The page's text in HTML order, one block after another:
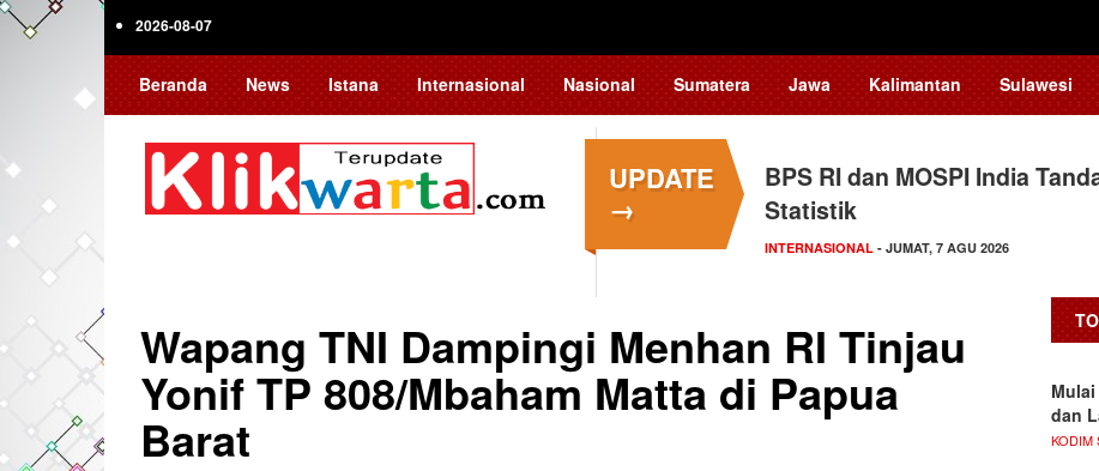
Skip
2026-08-07
Beranda News Istana Internasional Nasional Sumatera Jawa Kalimantan Sulawesi
UPDATE
→
BPS RI dan MOSPI India
Statistik
INTERNASIONAL - JUMAT, 7 AGU 2026
Wapang TNI Dampingi Menhan RI Tinjau
Yonif TP 808/Mbaham Matta di Papua
Barat
dan
KODIM